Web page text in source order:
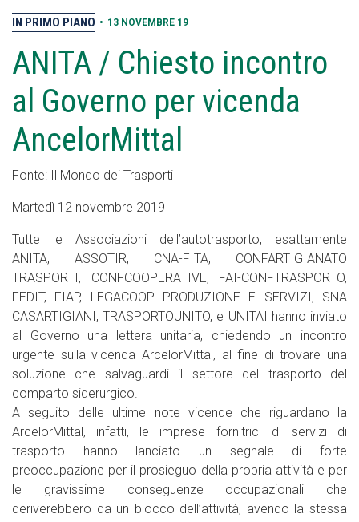
IN PRIMO PIANO • 13 NOVEMBRE 19
ANITA / Chiesto incontro
al Governo per vicenda
AncelorMittal
Fonte: Il Mondo dei Trasporti
Martedì 12 novembre 2019
Tutte le Associazioni dell’autotrasporto, esattamente
ANITA, ASSOTIR, CNA-FITA, CONFARTIGIANATO
TRASPORTI, CONFCOOPERATIVE, FAI-CONFTRASPORTO,
FEDIT, FIAP, LEGACOOP PRODUZIONE E SERVIZI, SNA
CASARTIGIANI, TRASPORTOUNITO, e UNITAI hanno inviato
al Governo una lettera unitaria, chiedendo un incontro
urgente sulla vicenda ArcelorMittal, al fine di trovare una
soluzione che salvaguardi il settore del trasporto del
comparto siderurgico.
A seguito delle ultime note vicende che riguardano la
ArcelorMittal, infatti, le imprese fornitrici di servizi di
trasporto hanno lanciato un segnale di forte
preoccupazione per il prosieguo della propria attività e per
le gravissime conseguenze occupazionali che
deriverebbero da un blocco dell’attività, avendo la stessa